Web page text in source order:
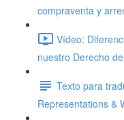
compraventa y
Vídeo:
nuestro Derecho
Texto para
Representations &